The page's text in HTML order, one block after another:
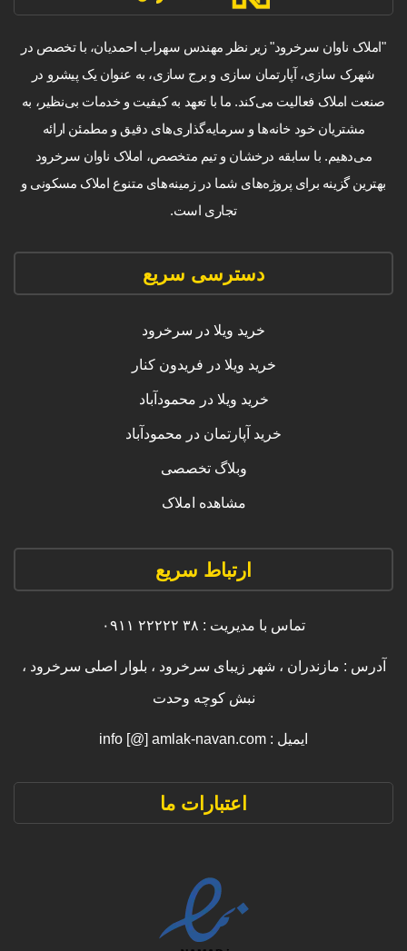
"املاک ناوان سرخرود" زیر نظر مهندس سهراب احمدیان، با تخصص در
شهرک سازی، آپارتمان سازی و برج سازی، به عنوان یک پیشرو در
صنعت املاک فعالیت می‌کند. ما با تعهد به کیفیت و خدمات بی‌نظیر، به
مشتریان خود خانه‌ها و سرمایه‌گذاری‌های دقیق و مطمئن ارائه
می‌دهیم. با سابقه درخشان و تیم متخصص، املاک ناوان سرخرود
بهترین گزینه برای پروژه‌های شما در زمینه‌های متنوع املاک مسکونی و
تجاری است.
دسترسی سریع
خرید ویلا در سرخرود
خرید ویلا در فریدون کنار
خرید ویلا در محمودآباد
خرید آپارتمان در محمودآباد
وبلاگ تخصصی
مشاهده املاک
ارتباط سریع
تماس با مدیریت : ۳۸ ۲۲۲۲۲ ۰۹۱۱
آدرس : مازندران ، شهر زیبای سرخرود ، بلوار اصلی سرخرود ،
نبش کوچه وحدت
ایمیل : info [@] amlak-navan.com
اعتبارات ما